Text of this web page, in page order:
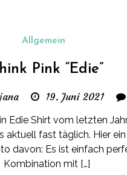
Allgemein
Pink “Edie”
19. Juni 2021
Edie Shirt vom letzten
aktuell fast täglich. Hier ein
davon: Es ist einfach
Kombination mit […]